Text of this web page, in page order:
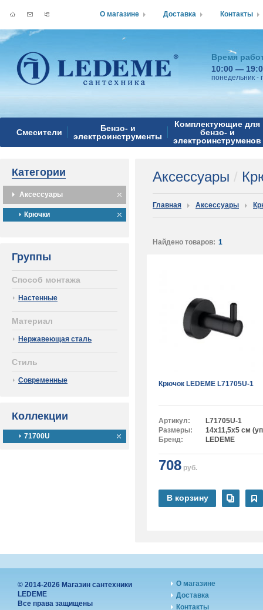
Время
10:00 —
понедельник -
Смесители
Бензо- и
электроинструменты
Комплектующие для
бензо- и
электроинструменов
Категории
Аксессуары
Крючки
Группы
Способ монтажа
Настенные
Материал
Нержавеющая сталь
Стиль
Современные
Коллекции
71700U
Аксессуары /
Главная Аксессуары
Найдено товаров: 1
Крючок LEDEME L71705U-1
Артикул:
L71705U-1
Размеры:
14x11,5x5 см
Бренд:
LEDEME
708 руб.
В корзину
© 2014-2026 Магазин сантехники
LEDEME
Все права защищены
О магазине
Доставка
Контакты
О магазине Доставка Контакты